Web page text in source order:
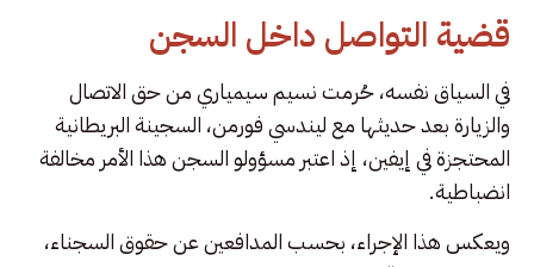
قضية التواصل داخل السجن
في السياق نفسه، حُرمت نسيم سيمياري من حق الاتصال
والزيارة بعد حديثها مع ليندسي فورمن، السجينة البريطانية
المحتجزة في إيفين، إذ اعتبر مسؤولو السجن هذا الأمر مخالفة
انضباطية.
ويعكس هذا الإجراء، بحسب المدافعين عن حقوق السجناء،